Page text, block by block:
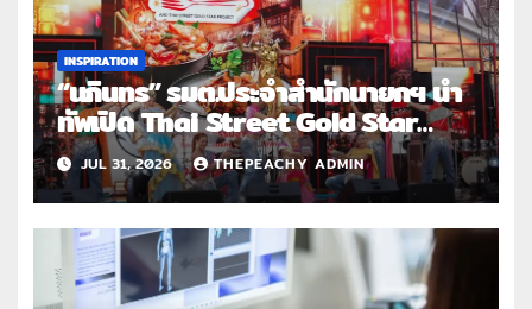
INSPIRATION
“นภินทร” รมต.ประจำสำนักนายกฯ นำ
ทัพเปิด Thai Street Gold Star
Roadshow 3 จังหวัดต้นแบบ
JUL 31, 2026 THEPEACHY ADMIN